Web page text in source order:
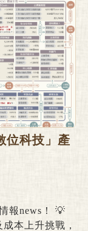
位科技」產
報news！ 💡
本上升挑戰，